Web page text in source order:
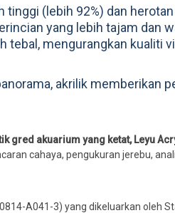
(lebih 92%) dan
yang lebih tajam dan
tebal, mengurangkan kualiti
akrilik memberikan
gred akuarium yang ketat, Leyu
cahaya, pengukuran jerebu,
A041-3) yang dikeluarkan oleh